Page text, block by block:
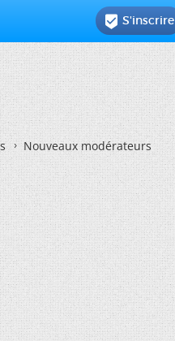
 S'inscrire
Nouveaux modérateurs